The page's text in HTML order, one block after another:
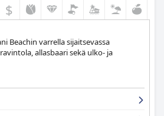
$
Beachin varrella sijaitsevassa
allasbaari sekä ulko- ja